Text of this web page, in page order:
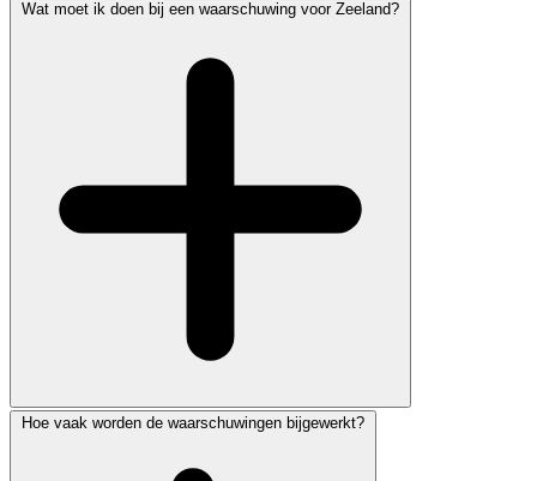
Wat moet ik doen bij een waarschuwing voor Zeeland?
Hoe vaak worden de waarschuwingen bijgewerkt?